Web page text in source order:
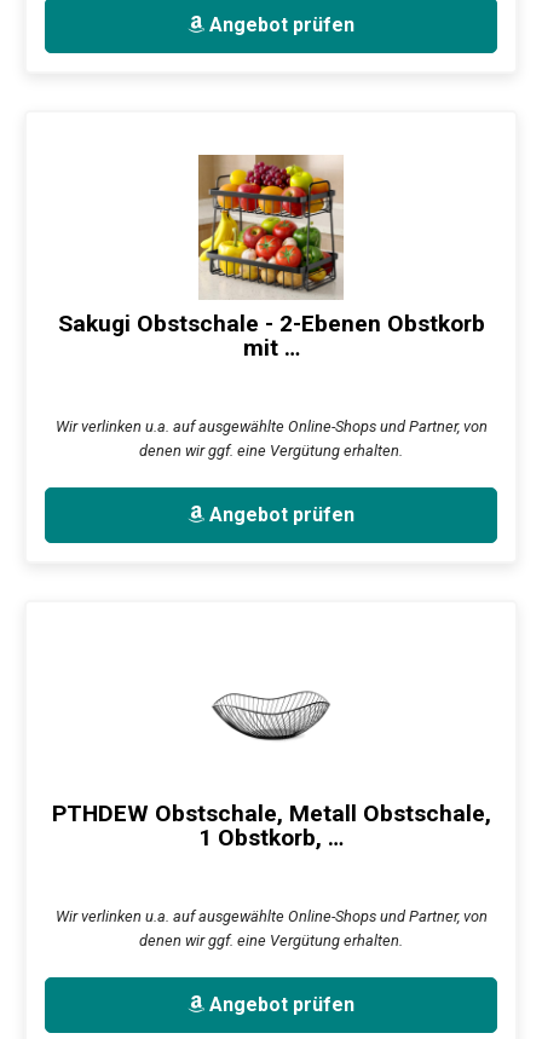
Angebot prüfen
Sakugi Obstschale - 2-Ebenen Obstkorb
mit …
Wir verlinken u.a. auf ausgewählte Online-Shops und Partner, von
denen wir ggf. eine Vergütung erhalten.
Angebot prüfen
PTHDEW Obstschale, Metall Obstschale,
1 Obstkorb, …
Wir verlinken u.a. auf ausgewählte Online-Shops und Partner, von
denen wir ggf. eine Vergütung erhalten.
Angebot prüfen